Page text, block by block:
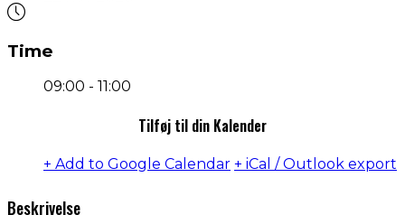
Time
09:00 - 11:00
Tilføj til din Kalender
+ Add to Google Calendar + iCal / Outlook export
Beskrivelse